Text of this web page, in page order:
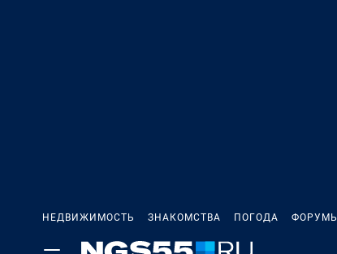
НЕДВИЖИМОСТЬ ЗНАКОМСТВА ПОГОДА ФОРУМЫ